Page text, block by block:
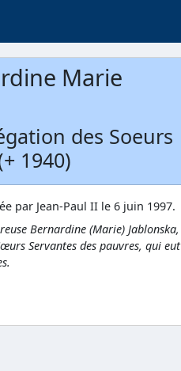
Marie
des Soeurs
1940)
par Jean-Paul II le 6 juin 1997.
Bernardine (Marie) Jablonska,
Servantes des pauvres, qui eut